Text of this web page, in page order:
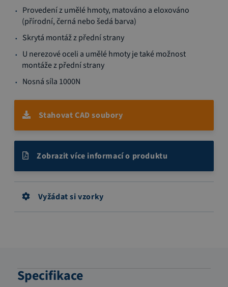
Provedení z umělé hmoty, matováno a eloxováno
(přírodní, černá nebo šedá barva)
Skrytá montáž z přední strany
U nerezové oceli a umělé hmoty je také možnost
montáže z přední strany
Nosná síla 1000N
Stahovat CAD soubory
Zobrazit více informací o produktu
Vyžádat si vzorky
Specifikace